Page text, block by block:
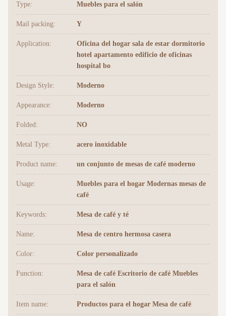
Type: Muebles para el salón
Mail packing: Y
Application:
Oficina del hogar sala de estar dormitorio
hotel apartamento edificio de oficinas
hospital bo
Design Style: Moderno
Appearance: Moderno
Folded: NO
Metal Type: acero inoxidable
Product name: un conjunto de mesas de café moderno
Usage:
Muebles para el hogar Modernas mesas de
café
Keywords: Mesa de café y té
Name: Mesa de centro hermosa casera
Color: Color personalizado
Function:
Mesa de café Escritorio de café Muebles
para el salón
Item name: Productos para el hogar Mesa de café